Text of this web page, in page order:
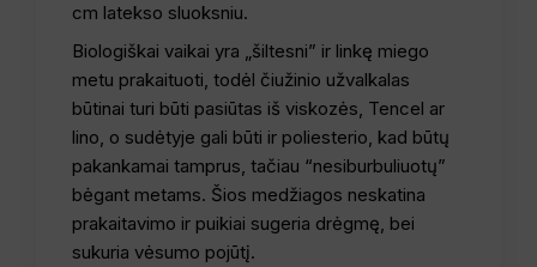
cm latekso sluoksniu.
Biologiškai vaikai yra „šiltesni” ir linkę miego
metu prakaituoti, todėl čiužinio užvalkalas
būtinai turi būti pasiūtas iš viskozės, Tencel ar
lino, o sudėtyje gali būti ir poliesterio, kad būtų
pakankamai tamprus, tačiau “nesiburbuliuotų”
bėgant metams. Šios medžiagos neskatina
prakaitavimo ir puikiai sugeria drėgmę, bei
sukuria vėsumo pojūtį.